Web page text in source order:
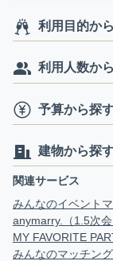
利用目的か
利用人数か
予算から探
建物から探
関連サービス
みんなのイベント
anymarry.（1.5次会
MY FAVORITE
みんなのマッチン